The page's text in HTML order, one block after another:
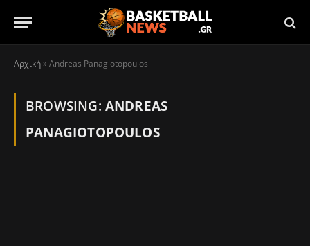
Αρχική»Andreas Panagiotopoulos
BROWSING: ANDREAS
PANAGIOTOPOULOS